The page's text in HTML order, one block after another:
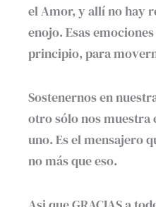
el Amor, y allí no hay
enojo. Esas
principio, para
Sostenernos en
otro sólo nos muestra
uno. Es el mensajero
no más que eso.